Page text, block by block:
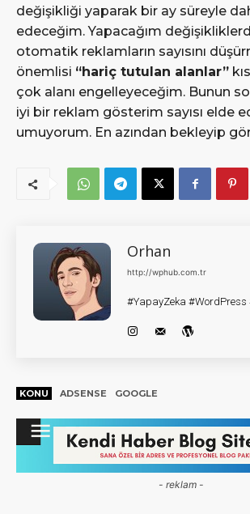
değişikliği yaparak bir ay süreyle
edeceğim. Yapacağım
otomatik reklamların sayısını
önemlisi “hariç tutulan alanlar”
çok alanı engelleyeceğim. Bunun
iyi bir reklam gösterim sayısı elde
umuyorum. En azından bekleyip
Orhan
http://wphub.com.tr
#YapayZeka #WordPress
KONU ADSENSE GOOGLE
- reklam -